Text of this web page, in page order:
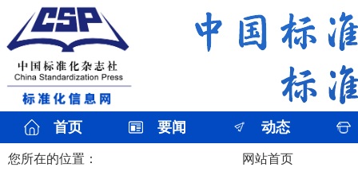
首页 要闻 动态
您所在的位置： 网站首页